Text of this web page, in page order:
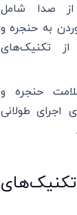
صدا شامل
به حنجره و
تکنیک‌های
حنجره و
اجرای طولانی